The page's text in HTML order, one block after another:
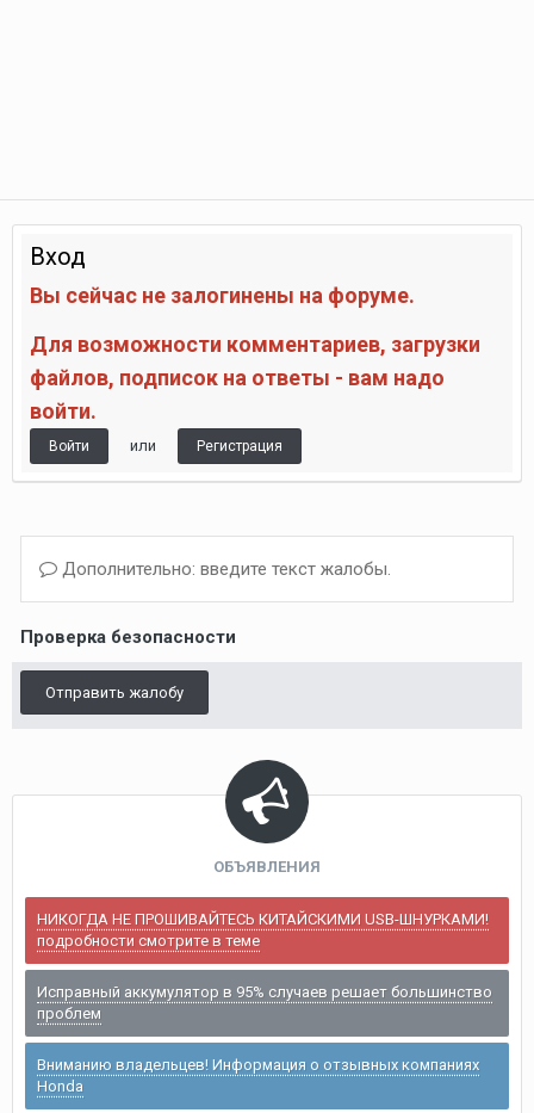
Вход
Вы сейчас не залогинены на форуме.
Для возможности комментариев, загрузки
файлов, подписок на ответы - вам надо
войти.
Войти или Регистрация
Дополнительно: введите текст жалобы.
Проверка безопасности
Отправить жалобу
ОБЪЯВЛЕНИЯ
НИКОГДА НЕ ПРОШИВАЙТЕСЬ КИТАЙСКИМИ USB-ШНУРКАМИ!
подробности смотрите в теме
Исправный аккумулятор в 95% случаев решает большинство
проблем
Вниманию владельцев! Информация о отзывных компаниях
Honda